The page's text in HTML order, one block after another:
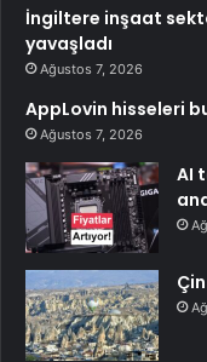
İngiltere inşaat
yavaşladı
Ağustos 7, 2026
AppLovin hisseleri
Ağustos 7, 2026
AI